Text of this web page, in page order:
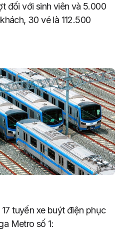
đối với sinh viên và 5.000
30 vé là 112.500
tuyến xe buýt điện phục
Metro số 1: